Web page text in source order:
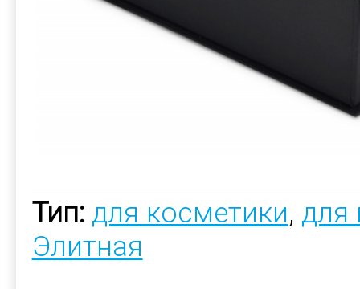
Тип: для косметики, для
Элитная